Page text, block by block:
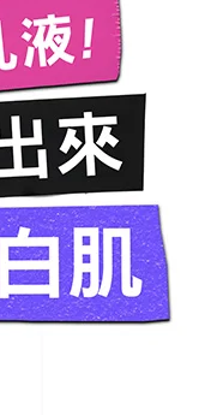
！
來
肌